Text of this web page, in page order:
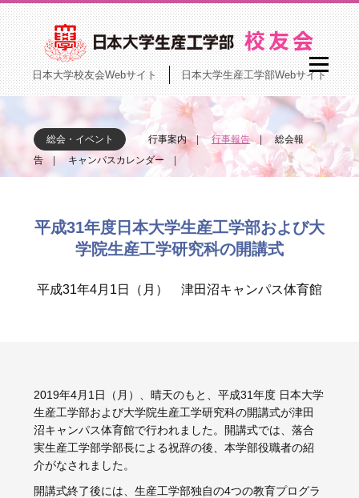
日本大学校友会Webサイト 日本大学生産工学部Webサイト
総会・イベント 行事案内 行事報告
総会報
告
キャンパスカレンダー
平成31年度日本大学生産工学部および大
学院生産工学研究科の開講式
平成31年4月1日（月） 津田沼キャンパス体育館
2019年4月1日（月）、晴天のもと、平成31年度 日本大学
生産工学部および大学院生産工学研究科の開講式が津田
沼キャンパス体育館で行われました。開講式では、落合
実生産工学部学部長による祝辞の後、本学部役職者の紹
介がなされました。
開講式終了後には、生産工学部独自の4つの教育プログラ